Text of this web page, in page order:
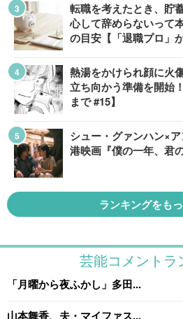
転職を考えたとき、貯
心して辞めらないって
の目安【「退職プロ」
熱湯をかけられ顔に火
立ち向かう準備を開始
まで #15】
シュー・グァンハン×
港映画『僕の一年、君
ランキングをも